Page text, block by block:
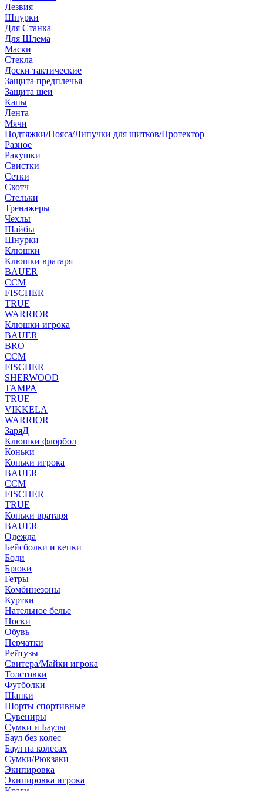
Лезвия
Шнурки
Для Станка
Для Шлема
Маски
Стекла
Доски тактические
Защита предплечья
Защита шеи
Капы
Лента
Мячи
Подтяжки/Пояса/Липучки для щитков/Протектор
Разное
Ракушки
Свистки
Сетки
Скотч
Стельки
Тренажеры
Чехлы
Шайбы
Шнурки
Клюшки
Клюшки вратаря
BAUER
CCM
FISCHER
TRUE
WARRIOR
Клюшки игрока
BAUER
BRO
CCM
FISCHER
SHERWOOD
TAMPA
TRUE
VIKKELA
WARRIOR
ЗаряД
Клюшки флорбол
Коньки
Коньки игрока
BAUER
CCM
FISCHER
TRUE
Коньки вратаря
BAUER
Одежда
Бейсболки и кепки
Боди
Брюки
Гетры
Комбинезоны
Куртки
Нательное белье
Носки
Обувь
Перчатки
Рейтузы
Свитера/Майки игрока
Толстовки
Футболки
Шапки
Шорты спортивные
Сувениры
Сумки и Баулы
Баул без колес
Баул на колесах
Сумки/Рюкзаки
Экипировка
Экипировка игрока